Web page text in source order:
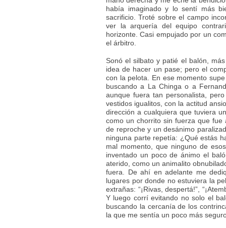
había imaginado y lo sentí más
sacrificio. Troté sobre el campo
ver la arquería del equipo
horizonte. Casi empujado por un
el árbitro.
Sonó el silbato y patié el balón,
idea de hacer un pase; pero el
con la pelota. En ese momento
buscando a La Chinga o a
aunque fuera tan personalista,
vestidos igualitos, con la actitud
dirección a cualquiera que tuviera
como un chorrito sin fuerza que
de reproche y un desánimo
ninguna parte repetía: ¿Qué estás
mal momento, que ninguno de
inventado un poco de ánimo el
aterido, como un animalito
fuera. De ahí en adelante me
lugares por donde no estuviera la
extrañas: “¡Rivas, despertá!”,
Y luego corrí evitando no solo el
buscando la cercanía de los
la que me sentía un poco más